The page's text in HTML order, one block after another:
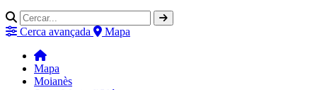
Cerca avançada Mapa
Mapa
Moianès